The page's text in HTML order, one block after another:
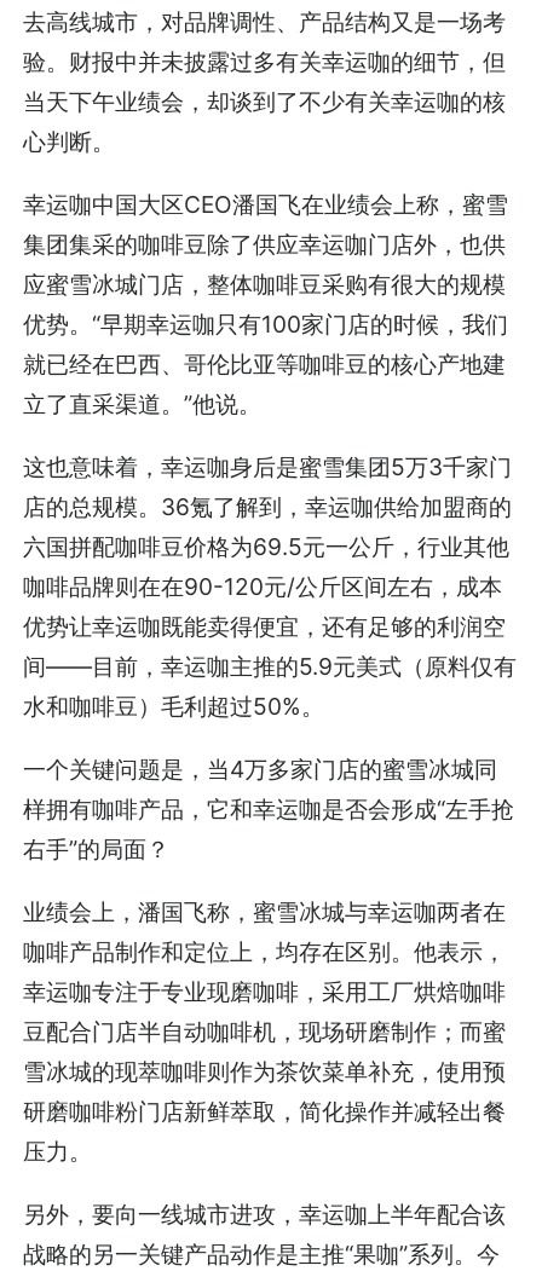
去高线城市，对品牌调性、产品结构又是一场考
验。财报中并未披露过多有关幸运咖的细节，但
当天下午业绩会，却谈到了不少有关幸运咖的核
心判断。
幸运咖中国大区CEO潘国飞在业绩会上称，蜜雪
集团集采的咖啡豆除了供应幸运咖门店外，也供
应蜜雪冰城门店，整体咖啡豆采购有很大的规模
优势。“早期幸运咖只有100家门店的时候，我们
就已经在巴西、哥伦比亚等咖啡豆的核心产地建
立了直采渠道。”他说。
这也意味着，幸运咖身后是蜜雪集团5万3千家门
店的总规模。36氪了解到，幸运咖供给加盟商的
六国拼配咖啡豆价格为69.5元一公斤，行业其他
咖啡品牌则在在90-120元/公斤区间左右，成本
优势让幸运咖既能卖得便宜，还有足够的利润空
间——目前，幸运咖主推的5.9元美式（原料仅有
水和咖啡豆）毛利超过50%。
一个关键问题是，当4万多家门店的蜜雪冰城同
样拥有咖啡产品，它和幸运咖是否会形成“左手抢
右手”的局面？
业绩会上，潘国飞称，蜜雪冰城与幸运咖两者在
咖啡产品制作和定位上，均存在区别。他表示，
幸运咖专注于专业现磨咖啡，采用工厂烘焙咖啡
豆配合门店半自动咖啡机，现场研磨制作；而蜜
雪冰城的现萃咖啡则作为茶饮菜单补充，使用预
研磨咖啡粉门店新鲜萃取，简化操作并减轻出餐
压力。
另外，要向一线城市进攻，幸运咖上半年配合该
战略的另一关键产品动作是主推“果咖”系列。今